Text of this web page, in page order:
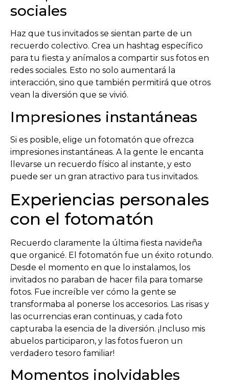
sociales
Haz que tus invitados se sientan parte de un
recuerdo colectivo. Crea un hashtag específico
para tu fiesta y anímalos a compartir sus fotos en
redes sociales. Esto no solo aumentará la
interacción, sino que también permitirá que otros
vean la diversión que se vivió.
Impresiones instantáneas
Si es posible, elige un fotomatón que ofrezca
impresiones instantáneas. A la gente le encanta
llevarse un recuerdo físico al instante, y esto
puede ser un gran atractivo para tus invitados.
Experiencias personales
con el fotomatón
Recuerdo claramente la última fiesta navideña
que organicé. El fotomatón fue un éxito rotundo.
Desde el momento en que lo instalamos, los
invitados no paraban de hacer fila para tomarse
fotos. Fue increíble ver cómo la gente se
transformaba al ponerse los accesorios. Las risas y
las ocurrencias eran continuas, y cada foto
capturaba la esencia de la diversión. ¡Incluso mis
abuelos participaron, y las fotos fueron un
verdadero tesoro familiar!
Momentos inolvidables